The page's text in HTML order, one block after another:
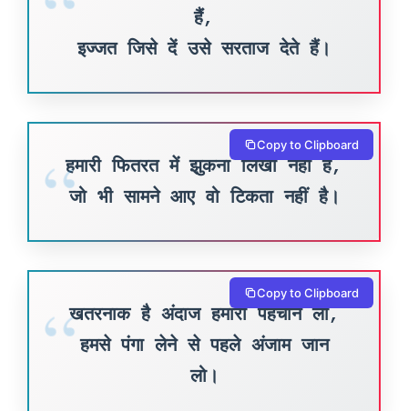
हैं,
इज्जत जिसे दें उसे सरताज देते हैं।
हमारी फितरत में झुकना लिखा नहीं है,
जो भी सामने आए वो टिकता नहीं है।
Copy to Clipboard
खतरनाक है अंदाज हमारा पहचान लो,
हमसे पंगा लेने से पहले अंजाम जान
लो।
Copy to Clipboard